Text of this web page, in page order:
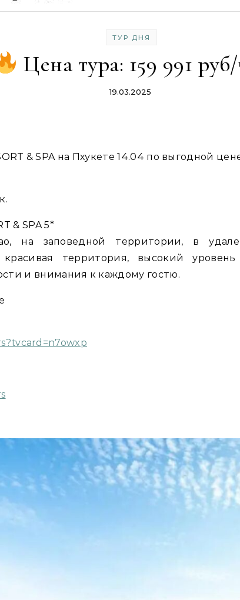
ТУР ДНЯ
Цена тура: 159 991
19.03.2025
& SPA на Пхукете 14.04 по выгодной
& SPA 5*
на заповедной территории, в
территория, высокий уровень
и внимания к каждому гостю.